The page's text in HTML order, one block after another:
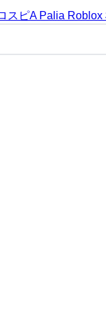
スピA Palia Roblox